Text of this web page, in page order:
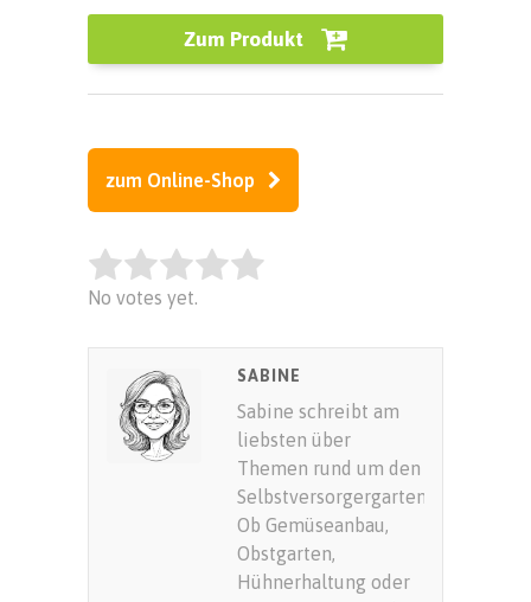
Zum Produkt
zum Online-Shop
Rate this item:
SUBMIT RATING
No votes yet.
SABINE
Sabine schreibt am
liebsten über
Themen rund um den
Selbstversorgergarten.
Ob Gemüseanbau,
Obstgarten,
Hühnerhaltung oder